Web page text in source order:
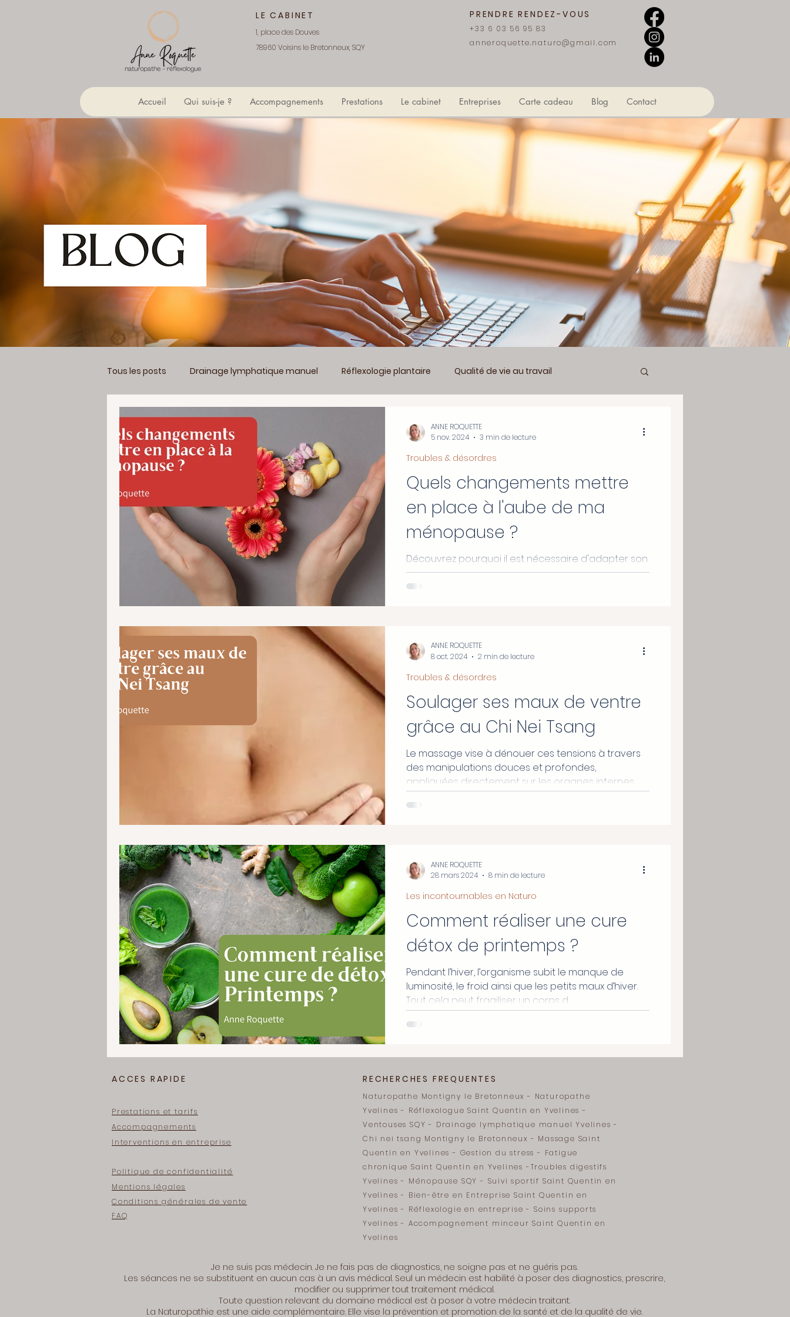
LE CABINET
1, place des Douves
78960 Voisins le Bretonneux, SQY
PRENDRE RENDEZ-VOUS
+33 6 03 56 95 83
anneroquette.naturo@gmail.com
Accueil Qui suis-je ? Accompagnements Prestations Le cabinet Entreprises Carte cadeau Blog Contact
Tous les posts Drainage lymphatique manuel Réflexologie plantaire Qualité de vie au travail
Les incontournables en Naturo
Gérer mon stress Alimentation santé Un sommeil de qualité Entre femmes
Quels changements mettre
en place à l'aube de ma
ménopause ?
Découvrez pourquoi il est nécessaire d'adapter son
alimentation et son hygiène de vie à l'aube de la
ménopause.
Troubles & désordres
ANNE ROQUETTE
5 nov. 2024
3 min de lecture
Soulager ses maux de ventre
grâce au Chi Nei Tsang
Le massage vise à dénouer ces tensions à travers
des manipulations douces et profondes,
appliquées directement sur les organes internes.
Troubles & désordres
ANNE ROQUETTE
8 oct. 2024
2 min de lecture
Comment réaliser une cure
détox de printemps ?
Pendant l’hiver, l’organisme subit le manque de
luminosité, le froid ainsi que les petits maux d’hiver.
Tout cela peut fragiliser un corps d
Les incontournables en Naturo
ANNE ROQUETTE
28 mars 2024
8 min de lecture
ACCES RAPIDE RECHERCHES FREQUENTES
Prestations et tarifs
Accompagnements
Interventions en entreprise
Politique de confidentialité
Naturopathe Montigny le Bretonneux - Naturopathe
Yvelines - Réflexologue Saint Quentin en Yvelines -
Ventouses SQY - Drainage lymphatique manuel Yvelines -
Chi nei tsang Montigny le Bretonneux - Massage Saint
Quentin en Yvelines - Gestion du stress - Fatigue
chronique Saint Quentin en Yvelines -Troubles digestifs
Yvelines - Ménopause SQY - Suivi sportif Saint Quentin en
Yvelines - Bien-être en Entreprise Saint Quentin en
Yvelines - Réflexologie en entreprise - Soins supports
Yvelines - Accompagnement minceur Saint Quentin en
Yvelines
Mentions légales
Conditions générales de vente
FAQ
Je ne suis pas médecin. Je ne fais pas de diagnostics, ne soigne pas et ne guéris pas.
Les séances ne se substituent en aucun cas à un avis médical. Seul un médecin est habilité à poser des diagnostics, prescrire,
modifier ou supprimer tout traitement médical.
Toute question relevant du domaine médical est à poser à votre médecin traitant.
La Naturopathie est une aide complémentaire. Elle vise la prévention et promotion de la santé et de la qualité de vie.